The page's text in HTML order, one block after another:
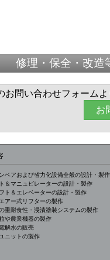
修理・保全・改造
お問い合わせフォーム
お
ベアおよび省力化設備全般の設計・製作
＆マニュピレーターの設計・製作
ト＆エレベーターの設計・製作
アー式リフターの製作
重耐食性・浸漬塗装システムの製作
や農業機器の製作
解水の販売
ニットの製作